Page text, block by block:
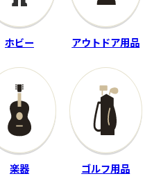
ブ付
その他詳細：―
買取時期：2025年07月
ホビー アウトドア用品
楽器 ゴルフ用品